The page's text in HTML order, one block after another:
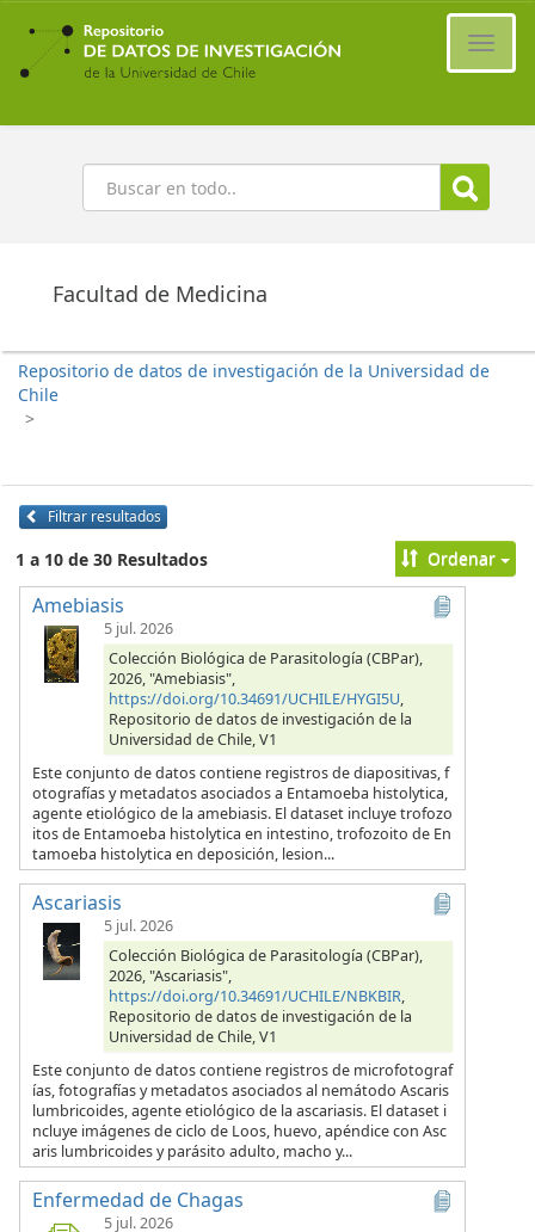
Ir
contenido
principal
Buscar
Facultad de Medicina
Repositorio de datos de investigación de la Universidad de
Chile
>
Filtrar resultados
1 a 10 de 30 Resultados Ordenar
Amebiasis
5 jul. 2026
Colección Biológica de Parasitología (CBPar),
2026, "Amebiasis",
https://doi.org/10.34691/UCHILE/HYGI5U,
Repositorio de datos de investigación de la
Universidad de Chile, V1
Este conjunto de datos contiene registros de diapositivas, f
otografías y metadatos asociados a Entamoeba histolytica,
agente etiológico de la amebiasis. El dataset incluye trofozo
itos de Entamoeba histolytica en intestino, trofozoito de En
tamoeba histolytica en deposición, lesion...
Ascariasis
5 jul. 2026
Colección Biológica de Parasitología (CBPar),
2026, "Ascariasis",
https://doi.org/10.34691/UCHILE/NBKBIR,
Repositorio de datos de investigación de la
Universidad de Chile, V1
Este conjunto de datos contiene registros de microfotograf
ías, fotografías y metadatos asociados al nemátodo Ascaris
lumbricoides, agente etiológico de la ascariasis. El dataset i
ncluye imágenes de ciclo de Loos, huevo, apéndice con Asc
aris lumbricoides y parásito adulto, macho y...
Enfermedad de Chagas
5 jul. 2026